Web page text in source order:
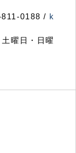
0188 / k
曜日・日曜